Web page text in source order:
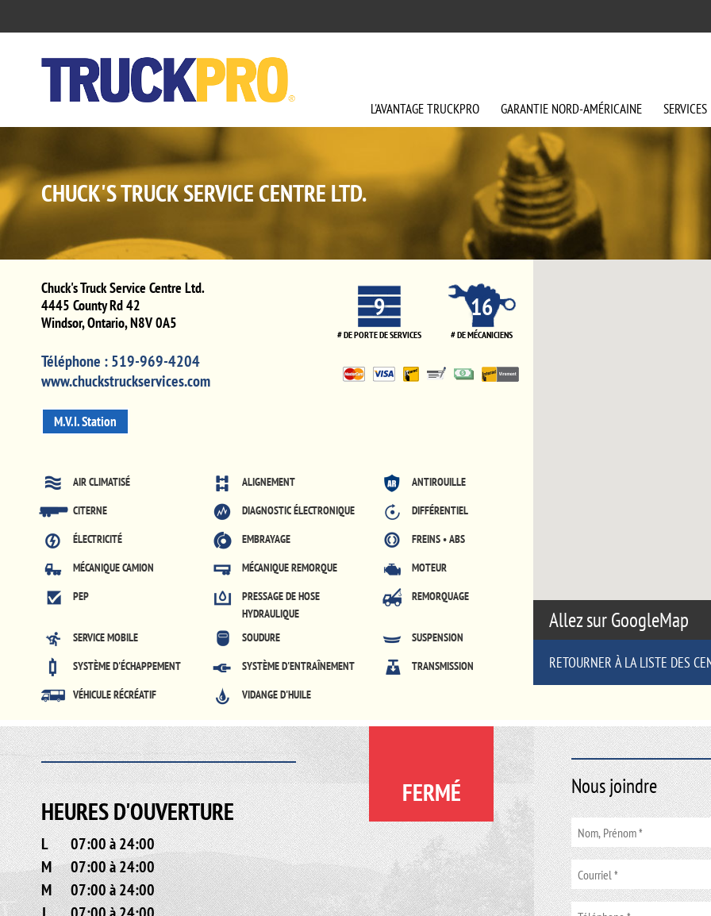
L'AVANTAGETRUCKPRO GARANTIE NORD-AMÉRICAINE SERVICES
CHUCK'S TRUCK SERVICE CENTRE LTD.
Chuck's Truck Service Centre Ltd.
4445 County Rd 42
Windsor,Ontario,N8V 0A5
Téléphone :519-969-4204
www.chuckstruckservices.com
9
# DE PORTE DE SERVICES
16
# DE MÉCANICIENS
M.V.I. Station
AIR CLIMATISÉ ALIGNEMENT
ANTIROUILLE
CITERNE
DIAGNOSTIC ÉLECTRONIQUE
DIFFÉRENTIEL
ÉLECTRICITÉ
EMBRAYAGE
FREINS • ABS
MÉCANIQUE CAMION
MÉCANIQUE REMORQUE
MOTEUR
PEP
PRESSAGE DE HOSE
HYDRAULIQUE
REMORQUAGE
SERVICE MOBILE SOUDURE
SUSPENSION
SYSTÈME D'ÉCHAPPEMENT
SYSTÈME D'ENTRAÎNEMENT
TRANSMISSION
VÉHICULE RÉCRÉATIF
VIDANGE D'HUILE
Allez sur GoogleMap
RETOURNER À LA LISTE DES
FERMÉ
HEURES D'OUVERTURE
L
07:00 à 24:00
M
07:00 à 24:00
M
07:00 à 24:00
Nous joindre